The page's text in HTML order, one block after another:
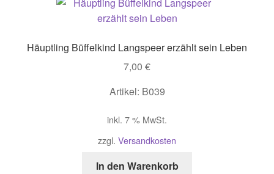
Häuptling Büffelkind Langspeer erzählt sein Leben
7,00 €
Artikel: B039
inkl. 7 % MwSt.
zzgl. Versandkosten
In den Warenkorb